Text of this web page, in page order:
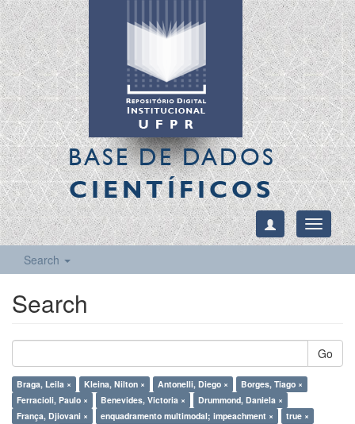
BASE DE DADOS
CIENTÍFICOS
Toggle
Search
Search
Go
Braga, Leila × Kleina, Nilton × Antonelli, Diego ×
Borges, Tiago ×
Ferracioli, Paulo ×
Benevides, Victoria ×
Drummond, Daniela ×
França, Djiovani ×
enquadramento multimodal; impeachment ×
true ×